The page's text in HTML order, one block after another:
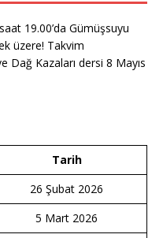
19.00’da Gümüşsuyu
üzere! Takvim
Dağ Kazaları dersi 8 Mayıs
Tarih
26 Şubat 2026
5 Mart 2026